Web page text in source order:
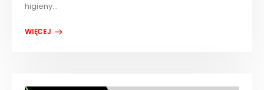
higieny...